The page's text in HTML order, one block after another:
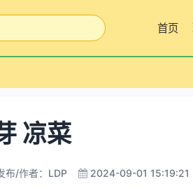
首页
凉菜
布/作者：LDP 2024-09-01 15:19:21